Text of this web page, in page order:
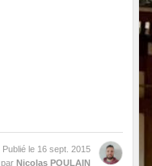
Publié le 16 sept. 2015
par Nicolas POULAIN